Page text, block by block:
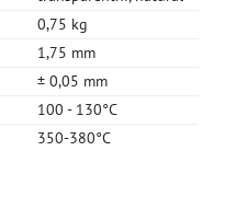
0,75 kg
1,75 mm
± 0,05 mm
100 - 130°C
350-380°C